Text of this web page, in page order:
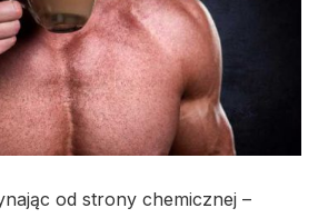
od strony chemicznej –